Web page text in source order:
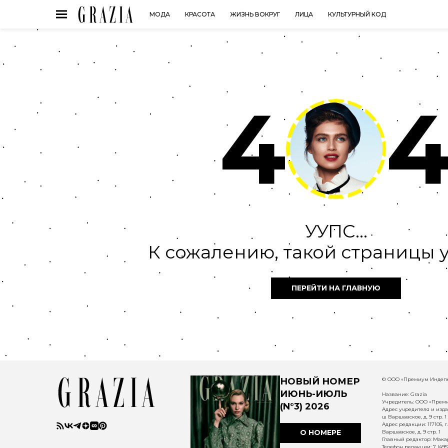
МОДА КРАСОТА ЖИЗНЬ ВОКРУГ ЛИЦА КУЛЬТУРНЫЙ КОД
4
УУПС...
К сожалению, такой страницы
ПЕРЕЙТИ НА ГЛАВНУЮ
НОВЫЙ НОМЕР
ИЮНЬ-ИЮЛЬ
(N°3) 2026
О НОМЕРЕ
© ООО «Премиум
Название: Grazia
Учредитель: ООО
Адрес учредителя и
ш Варшавское, д. 9 стр. 1
Адрес редакции:
Варшавское, д. 9 стр. 1
Главный редактор: